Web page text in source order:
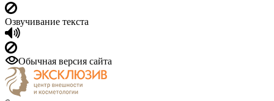
Озвучивание текста
Обычная версия сайта